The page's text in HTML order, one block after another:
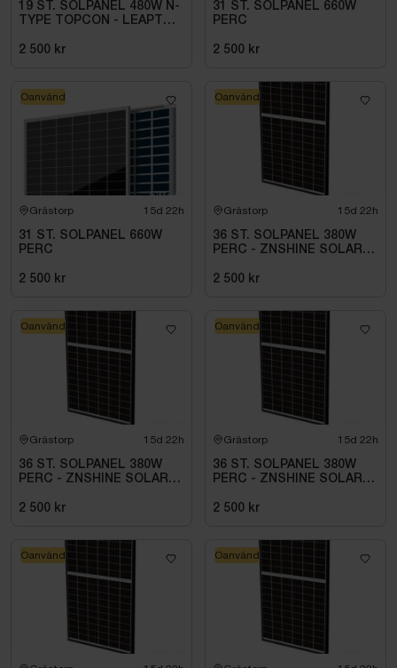
19 ST. SOLPANEL 480W N-
TYPE TOPCON - LEAPTON
2 500 kr
31 ST. SOLPANEL 660W
PERC
2 500 kr
Grästorp 15d 22h
31 ST. SOLPANEL 660W
PERC
2 500 kr
Oanvänd
Grästorp 15d 22h
36 ST. SOLPANEL 380W
PERC - ZNSHINE SOLAR-
2 500 kr
Oanvänd
Grästorp 15d 22h
36 ST. SOLPANEL 380W
PERC - ZNSHINE SOLAR-
2 500 kr
Oanvänd
Grästorp 15d 22h
36 ST. SOLPANEL 380W
PERC - ZNSHINE SOLAR-
2 500 kr
Oanvänd
Oanvänd Oanvänd